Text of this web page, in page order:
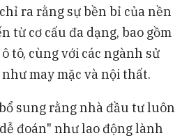
ra rằng sự bền bỉ của nền
từ cơ cấu đa dạng, bao gồm
tô, cùng với các ngành sử
may mặc và nội thất.
sung rằng nhà đầu tư luôn
đoán" như lao động lành